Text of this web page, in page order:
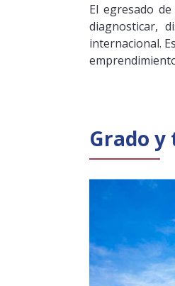
El egresado
diagnosticar,
internacional.
Grado